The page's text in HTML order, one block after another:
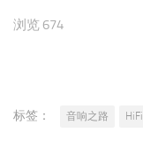
浏览 674
标签： 音响之路